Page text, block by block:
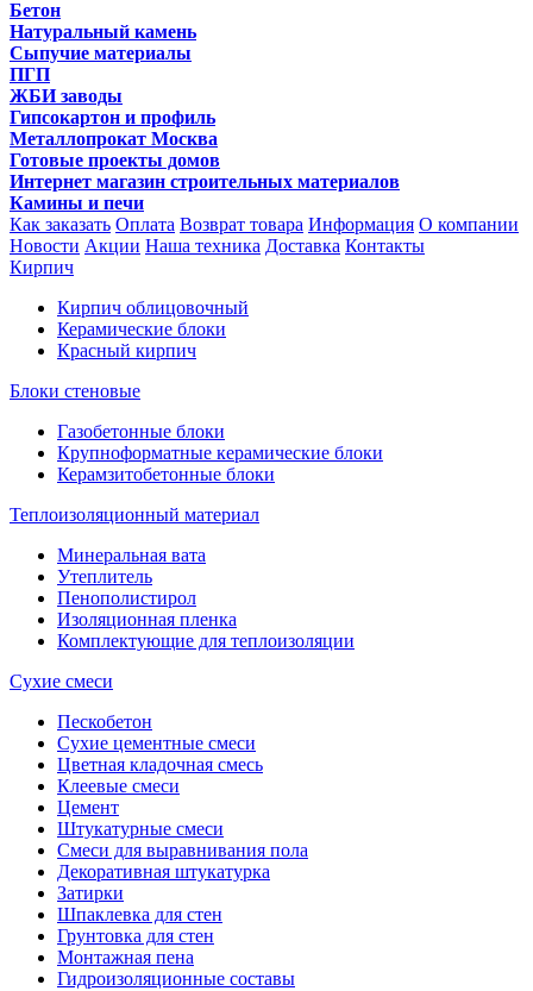
Бетон
Натуральный камень
Сыпучие материалы
ПГП
ЖБИ заводы
Гипсокартон и профиль
Металлопрокат Москва
Готовые проекты домов
Интернет магазин строительных материалов
Камины и печи
Как заказать Оплата Возврат товара Информация О компании
Новости Акции Наша техника Доставка Контакты
Кирпич
Кирпич облицовочный
Керамические блоки
Красный кирпич
Блоки стеновые
Газобетонные блоки
Крупноформатные керамические блоки
Керамзитобетонные блоки
Теплоизоляционный материал
Минеральная вата
Утеплитель
Пенополистирол
Изоляционная пленка
Комплектующие для теплоизоляции
Сухие смеси
Пескобетон
Сухие цементные смеси
Цветная кладочная смесь
Клеевые смеси
Цемент
Штукатурные смеси
Смеси для выравнивания пола
Декоративная штукатурка
Затирки
Шпаклевка для стен
Грунтовка для стен
Монтажная пена
Гидроизоляционные составы